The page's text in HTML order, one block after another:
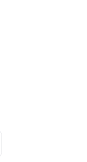
8월 23일